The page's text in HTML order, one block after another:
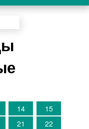
14
15
21
22